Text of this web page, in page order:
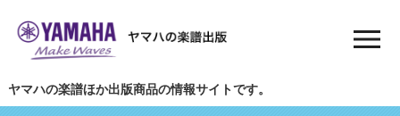
ヤマハの楽譜ほか出版商品の情報サイトです。